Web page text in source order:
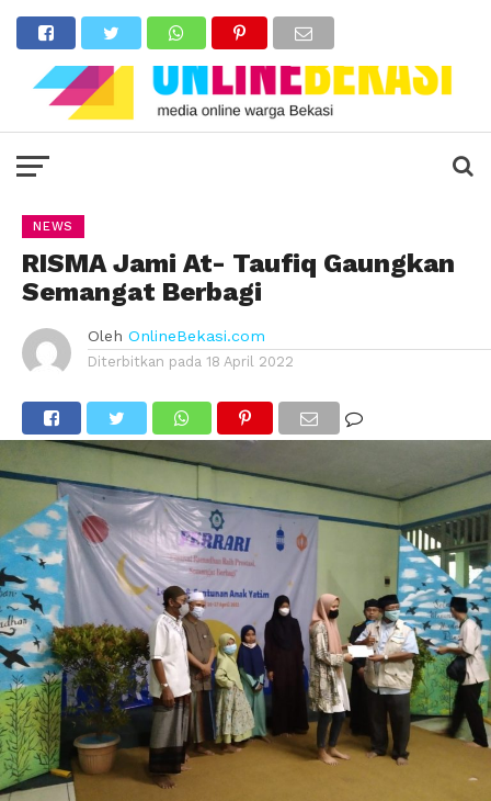
NEWS
RISMA Jami At- Taufiq Gaungkan
Semangat Berbagi
Oleh OnlineBekasi.com
Diterbitkan pada 18 April 2022